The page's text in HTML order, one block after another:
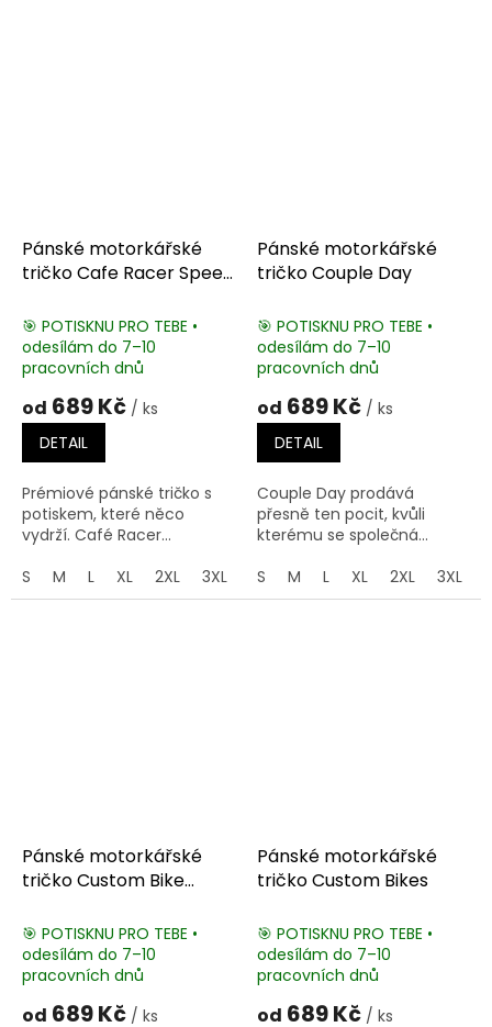
Pánské motorkářské
tričko Cafe Racer Speed
🎯 POTISKNU PRO TEBE •
odesílám do 7–10
pracovních dnů
od 689 Kč / ks
DETAIL
Prémiové pánské tričko s
potiskem, které něco
vydrží. Café Racer...
S
M L XL 2XL 3XL 4XL 5XL
Pánské motorkářské
tričko Couple Day
🎯 POTISKNU PRO TEBE •
odesílám do 7–10
pracovních dnů
od 689 Kč / ks
DETAIL
Couple Day prodává
přesně ten pocit, kvůli
kterému se společná...
S
M L XL 2XL 3XL
Pánské motorkářské
tričko Custom Bike
🎯 POTISKNU PRO TEBE •
odesílám do 7–10
pracovních dnů
od 689 Kč / ks
Pánské motorkářské
tričko Custom Bikes
🎯 POTISKNU PRO TEBE •
odesílám do 7–10
pracovních dnů
od 689 Kč / ks